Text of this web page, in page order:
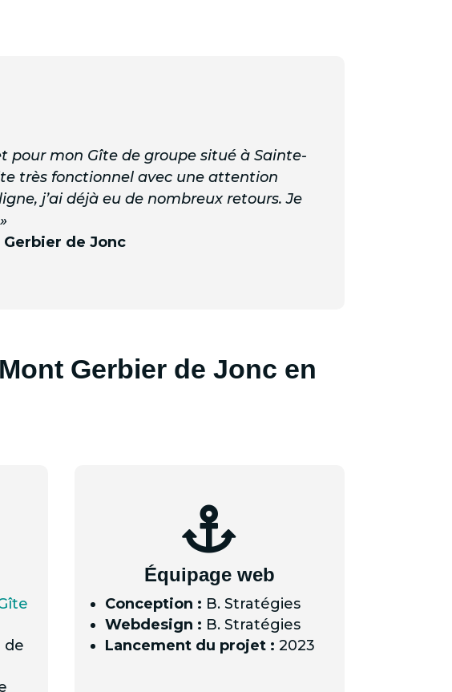
pour mon Gîte de groupe situé à Sainte-
très fonctionnel avec une attention
j’ai déjà eu de nombreux retours. Je
de Jonc
Gerbier de Jonc en
de

Équipage web
Conception : B. Stratégies
Webdesign : B. Stratégies
Lancement du projet : 2023